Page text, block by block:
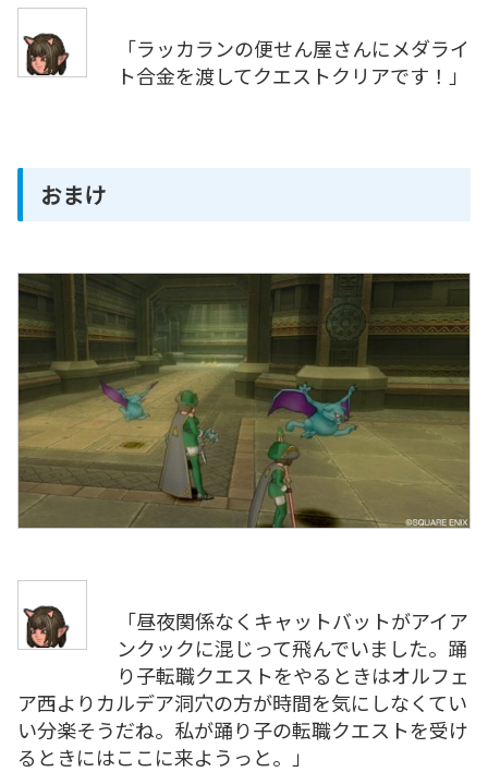
「ラッカランの便せん屋さんにメダライ
ト合金を渡してクエストクリアです！」
おまけ
「昼夜関係なくキャットバットがアイア
ンクックに混じって飛んでいました。踊
り子転職クエストをやるときはオルフェ
ア西よりカルデア洞穴の方が時間を気にしなくてい
い分楽そうだね。私が踊り子の転職クエストを受け
るときにはここに来ようっと。」